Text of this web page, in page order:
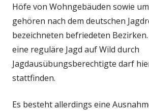
Höfe von Wohngebäuden sowie
gehören nach dem deutschen
bezeichneten befriedeten
eine reguläre Jagd auf Wild durch
Jagdausübungsberechtigte darf
stattfinden.
Es besteht allerdings eine